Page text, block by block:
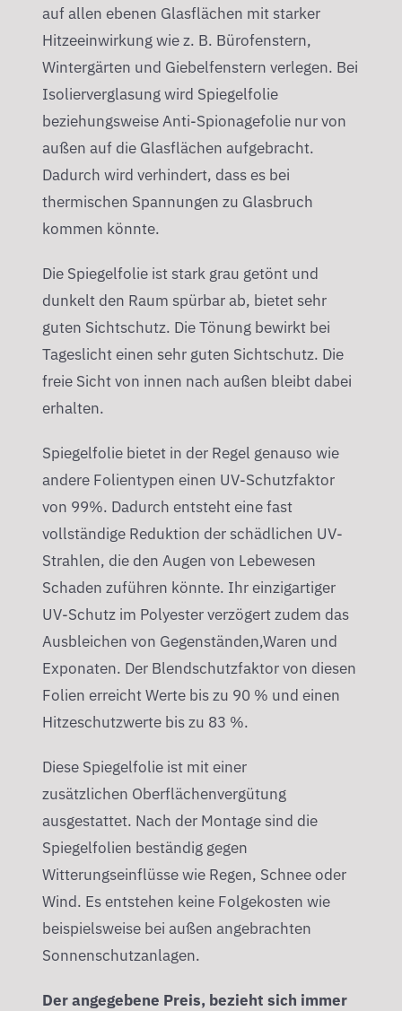
auf allen ebenen Glasflächen mit starker
Hitzeeinwirkung wie z. B. Bürofenstern,
Wintergärten und Giebelfenstern verlegen. Bei
Isolierverglasung wird Spiegelfolie
beziehungsweise Anti-Spionagefolie nur von
außen auf die Glasflächen aufgebracht.
Dadurch wird verhindert, dass es bei
thermischen Spannungen zu Glasbruch
kommen könnte.
Die Spiegelfolie ist stark grau getönt und
dunkelt den Raum spürbar ab, bietet sehr
guten Sichtschutz. Die Tönung bewirkt bei
Tageslicht einen sehr guten Sichtschutz. Die
freie Sicht von innen nach außen bleibt dabei
erhalten.
Spiegelfolie bietet in der Regel genauso wie
andere Folientypen einen UV-Schutzfaktor
von 99%. Dadurch entsteht eine fast
vollständige Reduktion der schädlichen UV-
Strahlen, die den Augen von Lebewesen
Schaden zuführen könnte. Ihr einzigartiger
UV-Schutz im Polyester verzögert zudem das
Ausbleichen von Gegenständen,Waren und
Exponaten. Der Blendschutzfaktor von diesen
Folien erreicht Werte bis zu 90 % und einen
Hitzeschutzwerte bis zu 83 %.
Diese Spiegelfolie ist mit einer
zusätzlichen Oberflächenvergütung
ausgestattet. Nach der Montage sind die
Spiegelfolien beständig gegen
Witterungseinflüsse wie Regen, Schnee oder
Wind. Es entstehen keine Folgekosten wie
beispielsweise bei außen angebrachten
Sonnenschutzanlagen.
Der angegebene Preis, bezieht sich immer